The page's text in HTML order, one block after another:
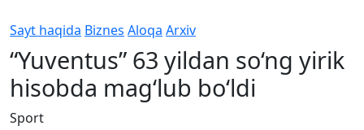
Sayt haqida Biznes Aloqa Arxiv
“Yuventus” 63 yildan so‘ng yirik
hisobda mag‘lub bo‘ldi
Sport